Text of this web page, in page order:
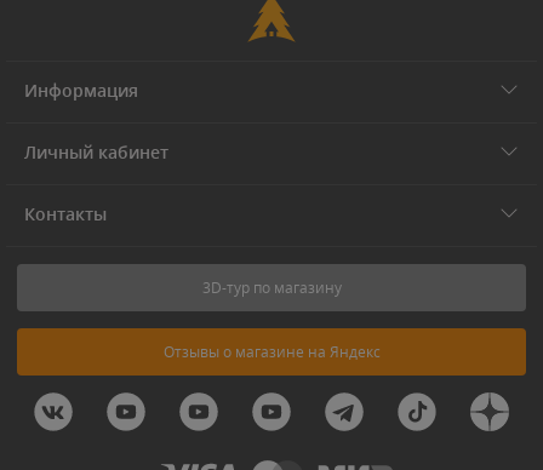
Информация
Личный кабинет
Контакты
3D-тур по магазину
Отзывы о магазине на Яндекс